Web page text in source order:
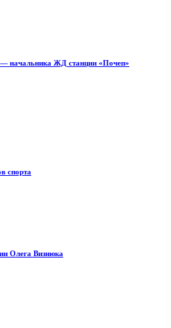
начальника ЖД станции «Почеп»
спорта
Олега Визнюка